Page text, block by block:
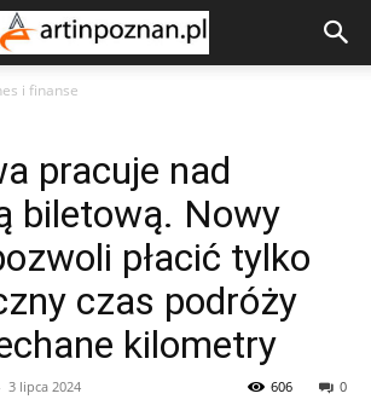
i finanse
pracuje nad
biletową. Nowy
płacić tylko
czas podróży
kilometry
3 lipca 2024 0
606